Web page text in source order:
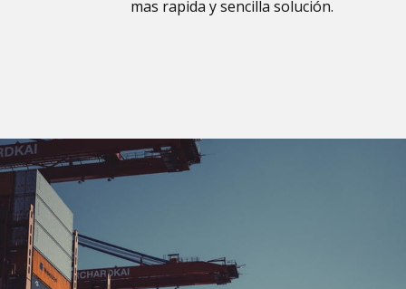
mas rapida y sencilla solución.